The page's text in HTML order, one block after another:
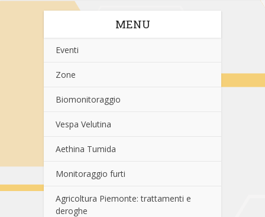
MENU
Eventi
Zone
Biomonitoraggio
Vespa Velutina
Aethina Tumida
Monitoraggio furti
Agricoltura Piemonte: trattamenti e
deroghe